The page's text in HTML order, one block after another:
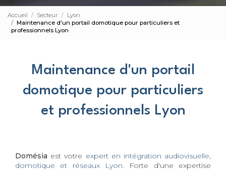
Accueil Secteur
Lyon
Maintenance d'un portail domotique pour particuliers et
professionnels Lyon
Maintenance d'un portail
domotique pour particuliers
et professionnels Lyon
Domésia est votre expert en intégration audiovisuelle,
domotique et réseaux Lyon. Forte d'une expertise